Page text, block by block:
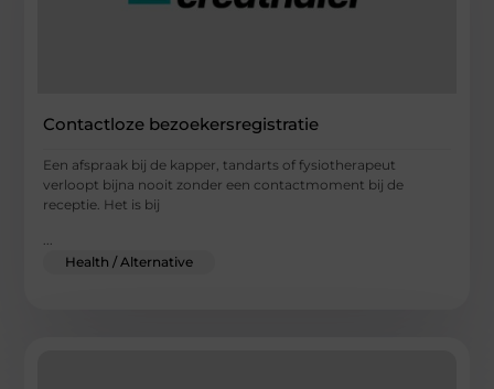
Contactloze bezoekersregistratie
Een afspraak bij de kapper, tandarts of fysiotherapeut
verloopt bijna nooit zonder een contactmoment bij de
receptie. Het is bij
...
Health / Alternative